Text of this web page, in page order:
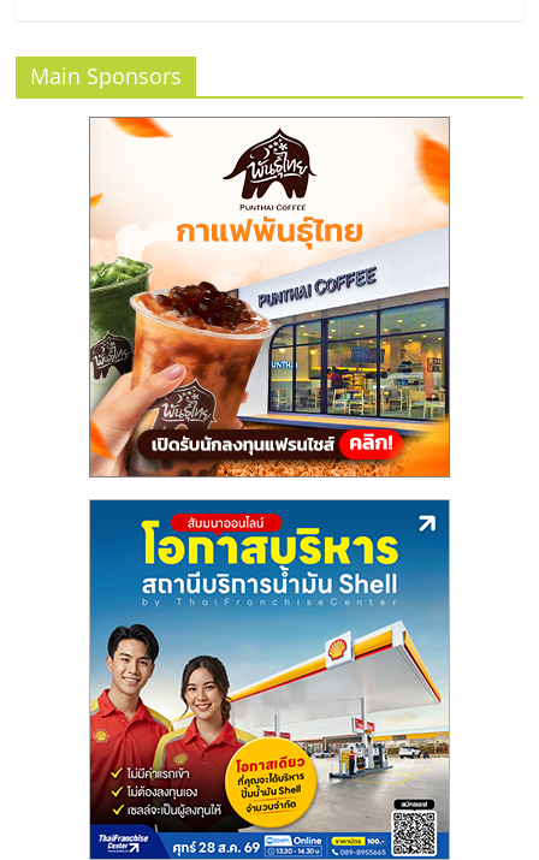
ไชส์,
ปรึกษา
แฟ
ไชส์,
รวม
แฟ
ไชส์
ขาย
แฟ
Main Sponsors